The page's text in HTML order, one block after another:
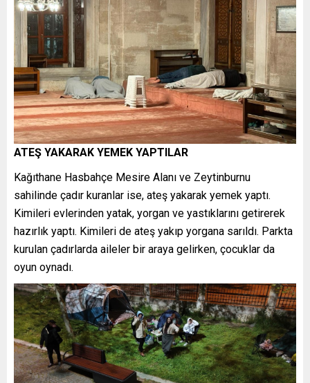
ATEŞ YAKARAK YEMEK YAPTILAR
Kağıthane Hasbahçe Mesire Alanı ve Zeytinburnu
sahilinde çadır kuranlar ise, ateş yakarak yemek yaptı.
Kimileri evlerinden yatak, yorgan ve yastıklarını getirerek
hazırlık yaptı. Kimileri de ateş yakıp yorgana sarıldı. Parkta
kurulan çadırlarda aileler bir araya gelirken, çocuklar da
oyun oynadı.